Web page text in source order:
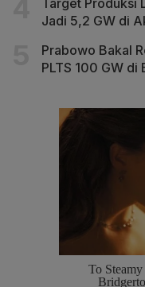
Jadi 5,2 GW di
Prabowo Bakal
PLTS 100 GW di